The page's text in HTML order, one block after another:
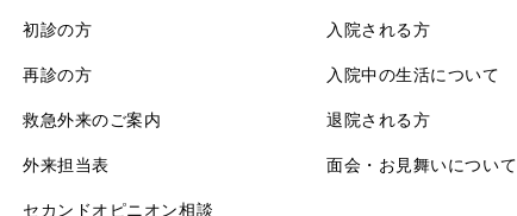
初診の方
再診の方
救急外来のご案内
外来担当表
セカンドオピニオン相談
入院される方
入院中の生活について
退院される方
面会・お見舞いについて